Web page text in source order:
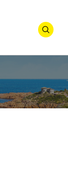
VOTRE
VOTRE
*